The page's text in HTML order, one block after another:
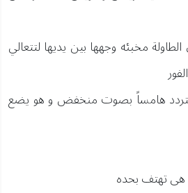
مخبئه وجهها بين يديها لتتعالي
هامساً بصوت منخفض و هو يضع
هى تهتف بحده